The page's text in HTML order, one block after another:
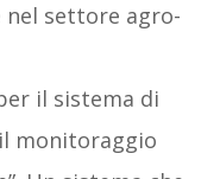
nel settore agro-
il sistema di
monitoraggio